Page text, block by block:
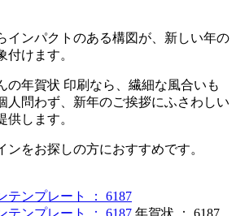
インパクトのある構図が、新しい年の
付けます。
の年賀状 印刷なら、繊細な風合いも
人問わず、新年のご挨拶にふさわしい
供します。
ンをお探しの方におすすめです。
年賀状 ： 6187